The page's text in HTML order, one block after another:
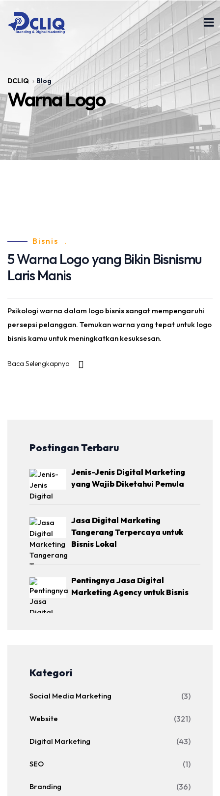
DCLIQ Blog
Warna Logo
Bisnis .
5 Warna Logo yang Bikin Bisnismu
Laris Manis
Psikologi warna dalam logo bisnis sangat mempengaruhi
persepsi pelanggan. Temukan warna yang tepat untuk logo
bisnis kamu untuk meningkatkan kesuksesan.
Baca Selengkapnya
Postingan Terbaru
Jenis-Jenis Digital Marketing
yang Wajib Diketahui Pemula
Jasa Digital Marketing
Tangerang Terpercaya untuk
Bisnis Lokal
Pentingnya Jasa Digital
Marketing Agency untuk Bisnis
Kategori
Social Media Marketing (3)
Website (321)
Digital Marketing (43)
SEO (1)
Branding (36)